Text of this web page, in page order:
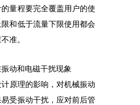
量程要完全覆盖用户的使
和低于流量下限使用都会
准。
振动和电磁干扰现象
原理的影响，对机械振动
受振动干扰，应对前后管